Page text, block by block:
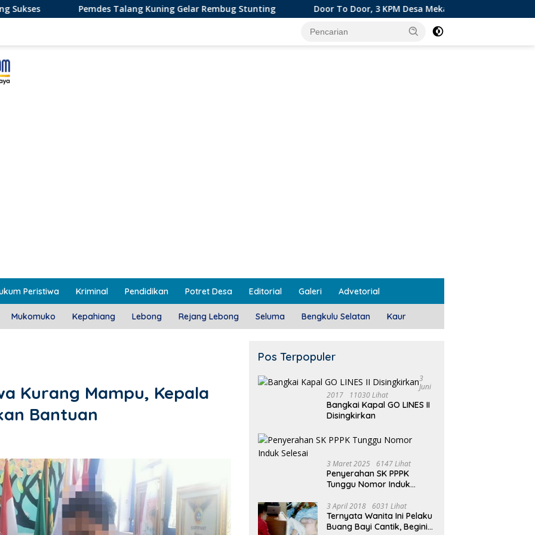
Talang Kuning Gelar Rembug Stunting Door To Door, 3 KPM Desa Mekar Jaya Terima BLT-DD!
Peristiwa Kriminal Pendidikan Potret Desa Editorial Galeri Advetorial
Mukomuko Kepahiang Lebong Rejang Lebong Seluma Bengkulu Selatan Kaur
Kurang Mampu, Kepala
Bantuan
Pos Terpopuler
3
Juni
2017
11030 Lihat
Bangkai Kapal GO LINES II
Disingkirkan
3 Maret 2025 6147 Lihat
Penyerahan SK PPPK
Tunggu Nomor Induk
3 April 2018 6031 Lihat
Ternyata Wanita Ini Pelaku
Buang Bayi Cantik, Begini